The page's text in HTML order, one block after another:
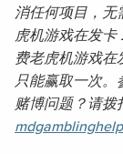
消任何项目，无
虎机游戏在发卡
费老虎机游戏
只能赢取一次。
赌博问题？请拨